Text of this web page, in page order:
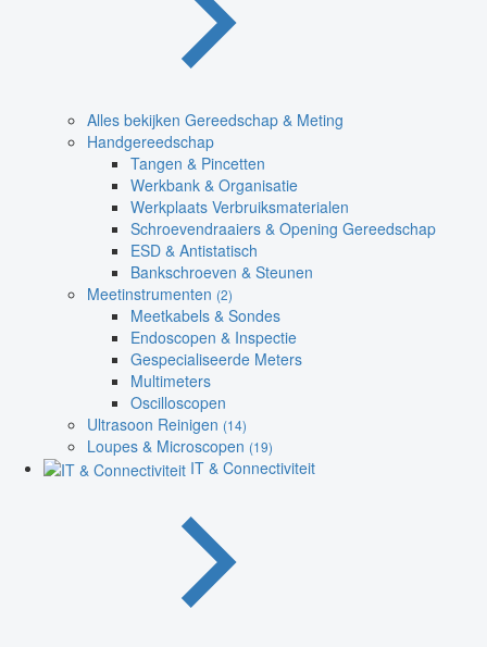
Alles bekijken Gereedschap & Meting
Handgereedschap
Tangen & Pincetten
Werkbank & Organisatie
Werkplaats Verbruiksmaterialen
Schroevendraaiers & Opening Gereedschap
ESD & Antistatisch
Bankschroeven & Steunen
Meetinstrumenten (2)
Meetkabels & Sondes
Endoscopen & Inspectie
Gespecialiseerde Meters
Multimeters
Oscilloscopen
Ultrasoon Reinigen (14)
Loupes & Microscopen (19)
IT & Connectiviteit